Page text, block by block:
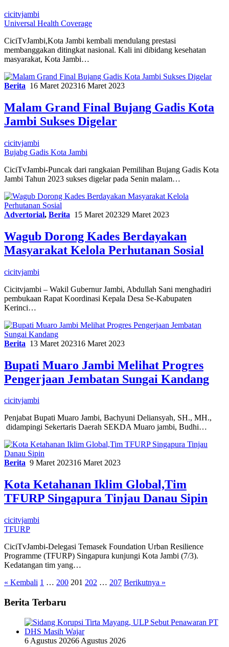
cicitvjambi
Universal Health Coverage
CiciTvJambi,Kota Jambi kembali mendulang prestasi
membanggakan ditingkat nasional. Kali ini dibidang kesehatan
masyarakat, Kota Jambi…
Berita 16 Maret 202316 Maret 2023
Malam Grand Final Bujang Gadis Kota
Jambi Sukses Digelar
cicitvjambi
Bujabg Gadis Kota Jambi
CiciTvJambi-Puncak dari rangkaian Pemilihan Bujang Gadis Kota
Jambi Tahun 2023 sukses digelar pada Senin malam…
Advertorial, Berita 15 Maret 202329 Maret 2023
Wagub Dorong Kades Berdayakan
Masyarakat Kelola Perhutanan Sosial
cicitvjambi
Cicitvjambi – Wakil Gubernur Jambi, Abdullah Sani menghadiri
pembukaan Rapat Koordinasi Kepala Desa Se-Kabupaten
Kerinci…
Berita 13 Maret 202316 Maret 2023
Bupati Muaro Jambi Melihat Progres
Pengerjaan Jembatan Sungai Kandang
cicitvjambi
Penjabat Bupati Muaro Jambi, Bachyuni Deliansyah, SH., MH.,
didampingi Sekertaris Daerah SEKDA Muaro jambi, Budhi…
Berita 9 Maret 202316 Maret 2023
Kota Ketahanan Iklim Global,Tim
TFURP Singapura Tinjau Danau Sipin
cicitvjambi
TFURP
CiciTvJambi-Delegasi Temasek Foundation Urban Resilience
Programme (TFURP) Singapura kunjungi Kota Jambi (7/3).
Kedatangan tim yang…
Paginasi
pos
« Kembali 1 … 200 201 202 … 207 Berikutnya »
Berita Terbaru
6 Agustus 20266 Agustus 2026